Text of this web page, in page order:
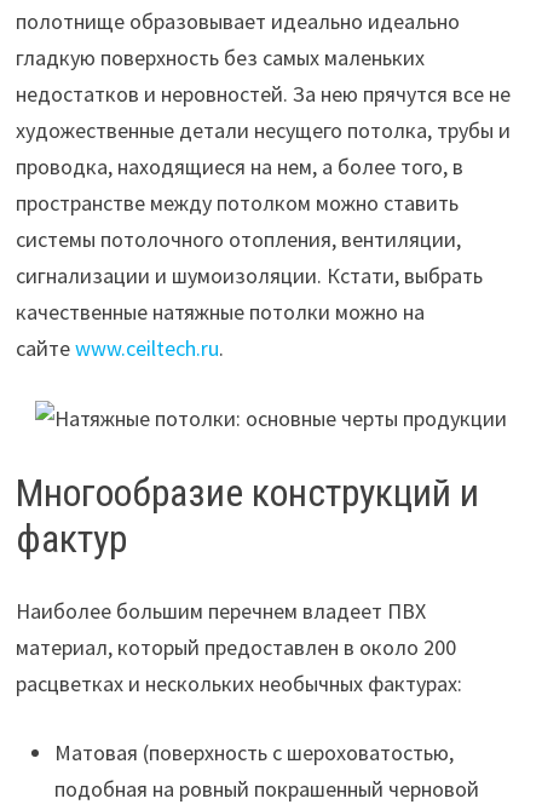
полотнище образовывает идеально идеально
гладкую поверхность без самых маленьких
недостатков и неровностей. За нею прячутся все не
художественные детали несущего потолка, трубы и
проводка, находящиеся на нем, а более того, в
пространстве между потолком можно ставить
системы потолочного отопления, вентиляции,
сигнализации и шумоизоляции. Кстати, выбрать
качественные натяжные потолки можно на
сайтеwww.ceiltech.ru.
Многообразие конструкций и
фактур
Наиболее большим перечнем владеет ПВХ
материал, который предоставлен в около 200
расцветках и нескольких необычных фактурах:
Матовая (поверхность с шероховатостью,
подобная на ровный покрашенный черновой